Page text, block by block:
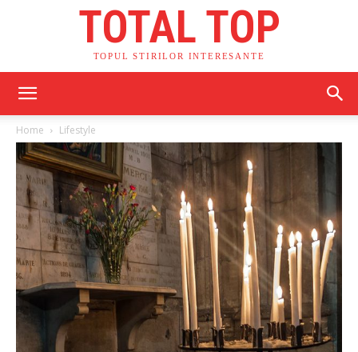
TOTAL TOP
TOPUL STIRILOR INTERESANTE
Home Lifestyle